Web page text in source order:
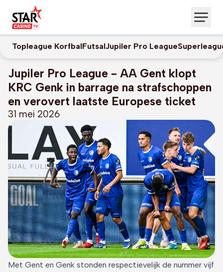
Topleague KorfbalFutsalJupiler Pro League
Jupiler Pro League - AA Gent klopt
KRC Genk in barrage na strafschoppen
en verovert laatste Europese ticket
31 mei 2026
Met Gent en Genk stonden respectievelijk de nummer vijf